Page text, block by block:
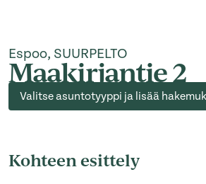
Espoo, SUURPELTO
Maakirjantie 2
Valitse asuntotyyppi ja lisää
Kohteen esittely